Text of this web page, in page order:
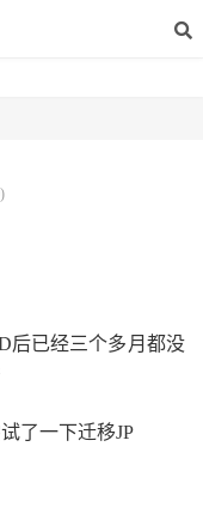
后已经三个多月都没
了一下迁移JP